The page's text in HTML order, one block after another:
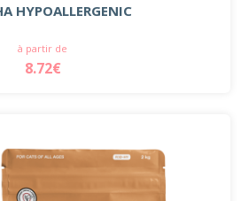
HYPOALLERGENIC
à partir de
8.72€